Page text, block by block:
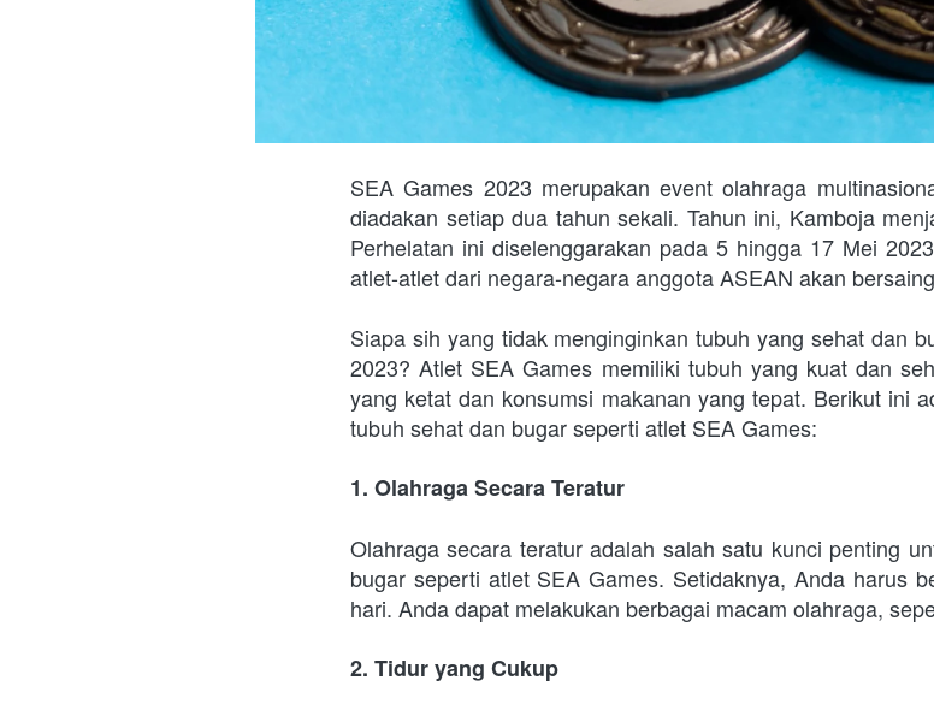
SEA Games 2023 merupakan event olahraga
diadakan setiap dua tahun sekali. Tahun ini, Kamboja
Perhelatan ini diselenggarakan pada 5 hingga 17 Mei
atlet-atlet dari negara-negara anggota ASEAN akan
Siapa sih yang tidak menginginkan tubuh yang sehat dan
2023? Atlet SEA Games memiliki tubuh yang kuat dan
yang ketat dan konsumsi makanan yang tepat. Berikut ini
tubuh sehat dan bugar seperti atlet SEA Games:
1. Olahraga Secara Teratur
Olahraga secara teratur adalah salah satu kunci penting
bugar seperti atlet SEA Games. Setidaknya, Anda harus
hari. Anda dapat melakukan berbagai macam olahraga,
2. Tidur yang Cukup